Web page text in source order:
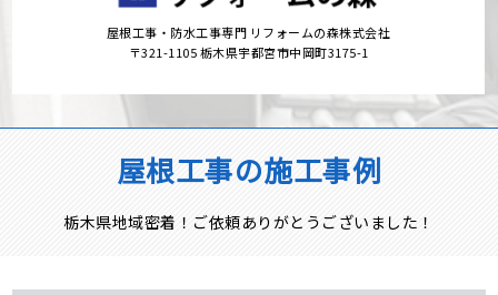
屋根工事・防水工事専門 リフォームの森株式会社
〒321-1105 栃木県宇都宮市中岡町3175-1
屋根工事の施工事例
栃木県地域密着！ご依頼ありがとうございました！